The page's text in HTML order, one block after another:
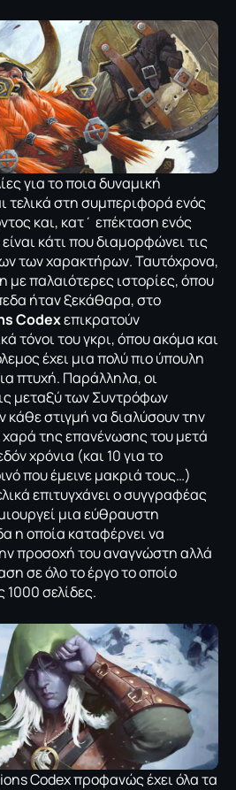
για το ποια δυναμική
τελικά στη συμπεριφορά ενός
και, κατ΄ επέκταση ενός
κάτι που διαμορφώνει τις
των χαρακτήρων. Ταυτόχρονα,
με παλαιότερες ιστορίες, όπου
ήταν ξεκάθαρα, στο
Codexεπικρατούν
τόνοι του γκρι, όπου ακόμα και
έχει μια πολύ πιο ύπουλη
πτυχή. Παράλληλα, οι
μεταξύ των Συντρόφων
κάθε στιγμή να διαλύσουν την
της επανένωσης του μετά
χρόνια (και 10 για το
που έμεινε μακριά τους…)
επιτυγχάνει ο συγγραφέας
μια εύθραυστη
η οποία καταφέρνει να
προσοχή του αναγνώστη αλλά
σε όλο το έργο το οποίο
1000 σελίδες.
Codex προφανώς έχει όλα τα